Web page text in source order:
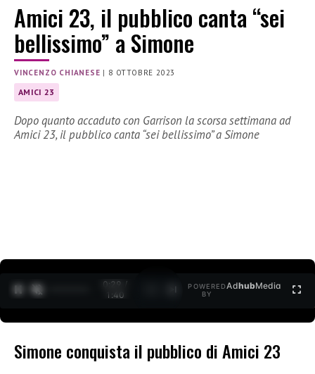
Amici 23, il pubblico canta “sei
bellissimo” a Simone
VINCENZO CHIANESE | 8 OTTOBRE 2023
AMICI 23
Dopo quanto accaduto con Garrison la scorsa settimana ad
Amici 23, il pubblico canta “sei bellissimo” a Simone
0:30 /
1:40
POWERED
BY
AdhubMedia
Simone conquista il pubblico di Amici 23